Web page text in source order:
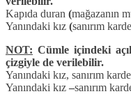
Kapıda duran (mağazanın
Yanındaki kız (sanırım
NOT: Cümle içindeki
çizgiyle de verilebilir.
Yanındaki kız, sanırım
Yanındaki kız –sanırım